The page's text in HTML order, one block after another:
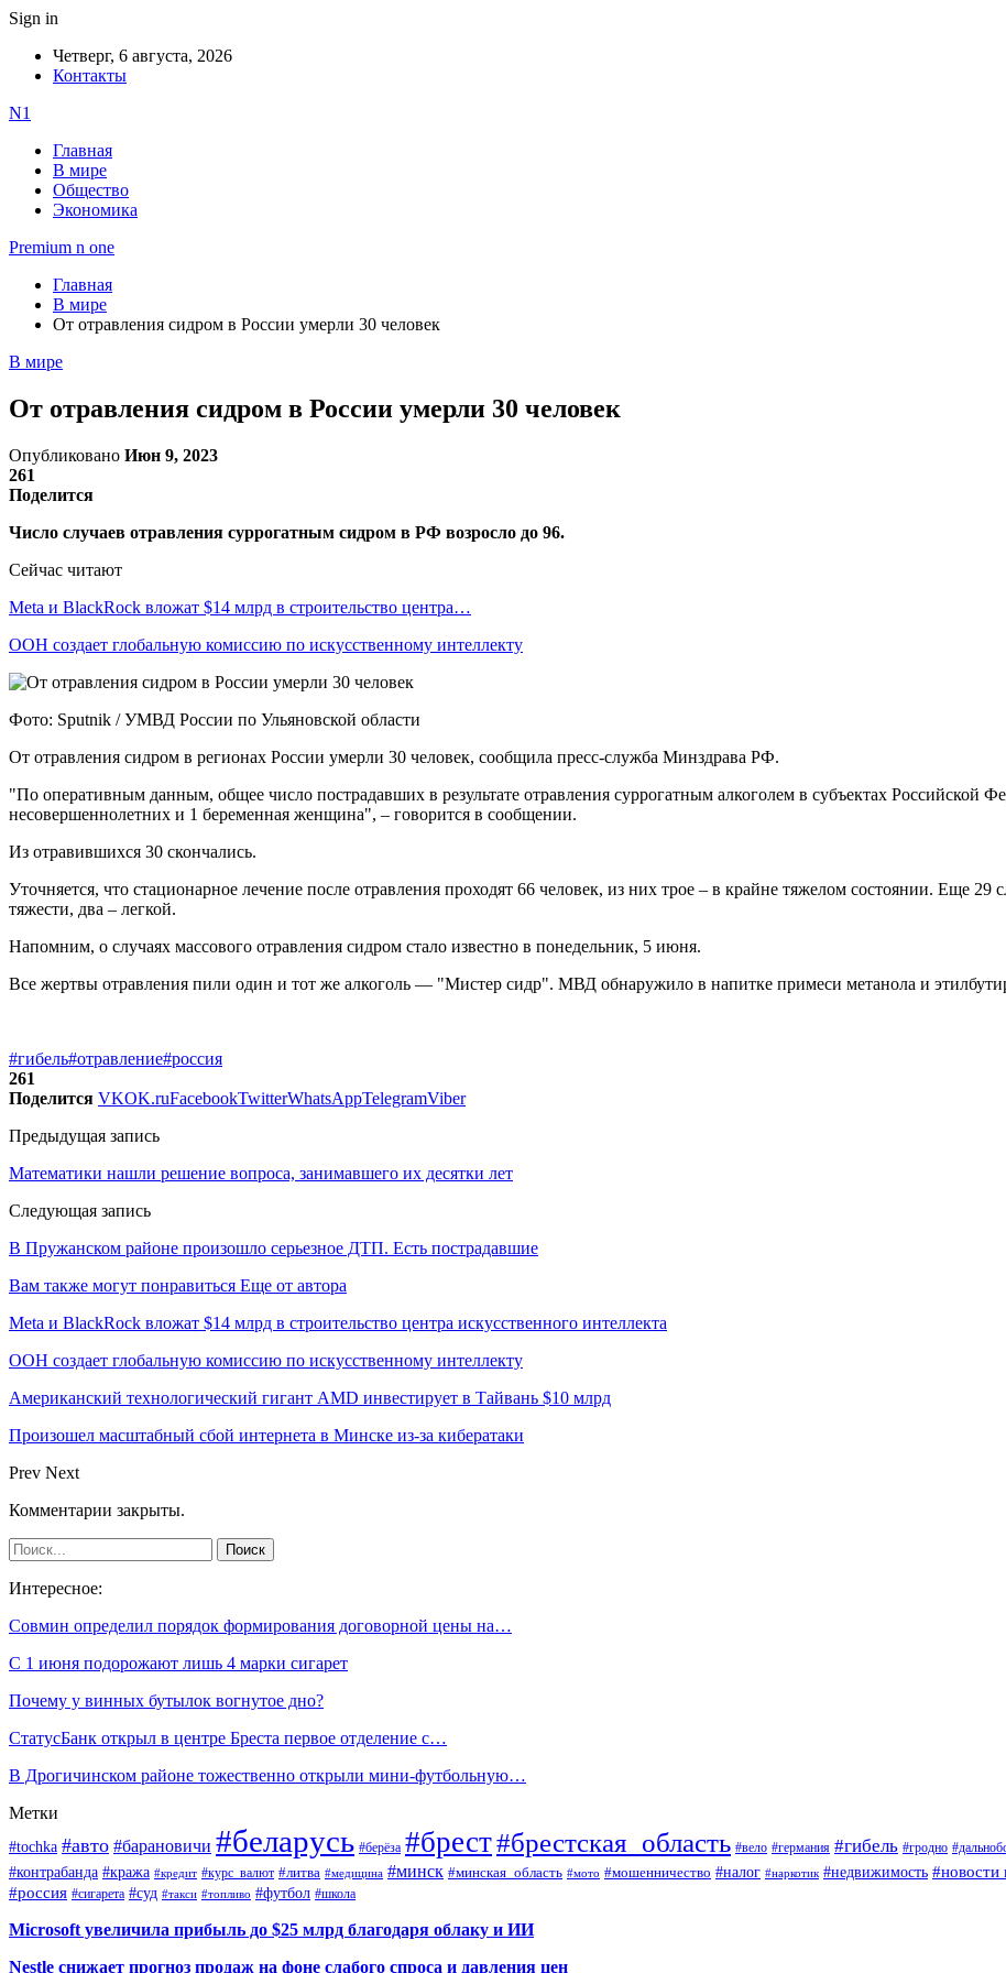
Sign in
Четверг, 6 августа, 2026
Контакты
N1
Главная
В мире
Общество
Экономика
Premium n one
Главная
В мире
От отравления сидром в России умерли 30 человек
В мире
От отравления сидром в России умерли 30 человек
Опубликовано Июн 9, 2023
261
Поделится
Число случаев отравления суррогатным сидром в РФ возросло до 96.
Сейчас читают
Meta и BlackRock вложат $14 млрд в строительство центра…
ООН создает глобальную комиссию по искусственному интеллекту
Фото: Sputnik / УМВД России по Ульяновской области
От отравления сидром в регионах России умерли 30 человек, сообщила пресс-служба Минздрава РФ.
"По оперативным данным, общее число пострадавших в результате отравления суррогатным алкоголем в субъектах Российской
несовершеннолетних и 1 беременная женщина", – говорится в сообщении.
Из отравившихся 30 скончались.
Уточняется, что стационарное лечение после отравления проходят 66 человек, из них трое – в крайне тяжелом состоянии. Еще 29
тяжести, два – легкой.
Напомним, о случаях массового отравления сидром стало известно в понедельник, 5 июня.
Все жертвы отравления пили один и тот же алкоголь — "Мистер сидр". МВД обнаружило в напитке примеси метанола и
#гибель#отравление#россия
261
Поделится VKOK.ruFacebookTwitterWhatsAppTelegramViber
Предыдущая запись
Математики нашли решение вопроса, занимавшего их десятки лет
Следующая запись
В Пружанском районе произошло серьезное ДТП. Есть пострадавшие
Вам также могут понравиться Еще от автора
Meta и BlackRock вложат $14 млрд в строительство центра искусственного интеллекта
ООН создает глобальную комиссию по искусственному интеллекту
Американский технологический гигант AMD инвестирует в Тайвань $10 млрд
Произошел масштабный сбой интернета в Минске из-за кибератаки
Prev Next
Комментарии закрыты.
Интересное:
Совмин определил порядок формирования договорной цены на…
С 1 июня подорожают лишь 4 марки сигарет
Почему у винных бутылок вогнутое дно?
СтатусБанк открыл в центре Бреста первое отделение с…
В Дрогичинском районе тожественно открыли мини-футбольную…
Метки
#tochka #авто #барановичи #беларусь #берёза #брест#брестская_область #вело #германия #гибель #гродно
#контрабанда #кража #кредит #курс_валют #литва #медицина #минск #минская_область #мото #мошенничество #налог #наркотик #недвижимость #новости
#россия #сигарета #суд #такси #топливо #футбол #школа
Microsoft увеличила прибыль до $25 млрд благодаря облаку и ИИ
Nestle снижает прогноз продаж на фоне слабого спроса и давления цен